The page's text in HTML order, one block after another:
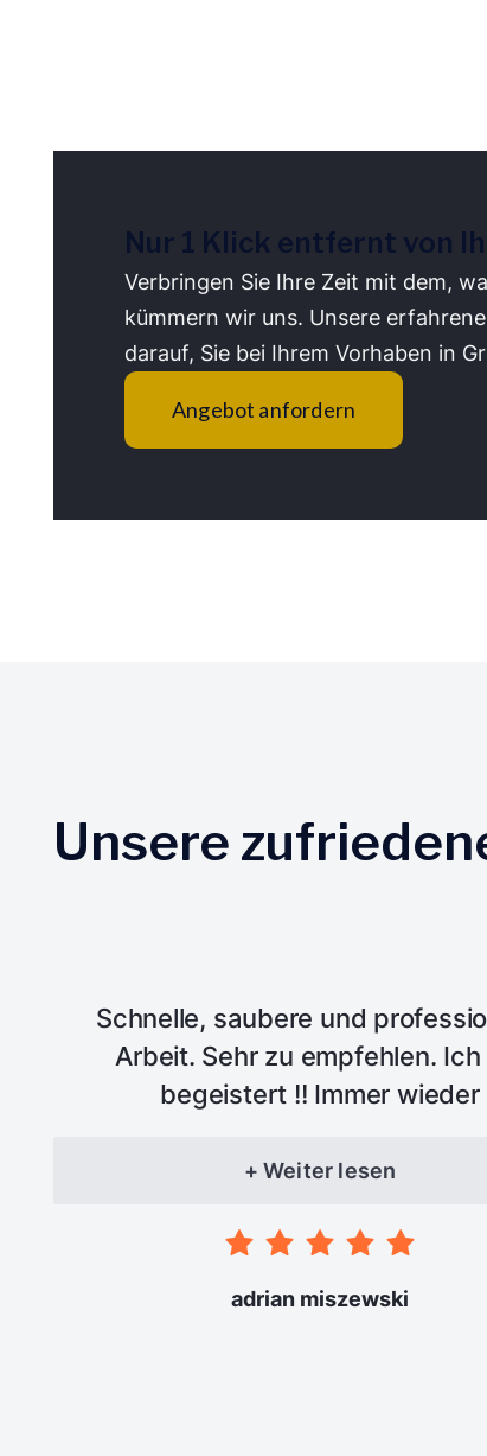
Nur 1 Klick entfernt von
Verbringen Sie Ihre Zeit mit dem,
kümmern wir uns. Unsere
darauf, Sie bei Ihrem Vorhaben in
Angebot anfordern
Unsere
Schnelle, saubere und
Arbeit. Sehr zu empfehlen. Ich
begeistert !! Immer wieder
+ Weiter lesen
adrian miszewski